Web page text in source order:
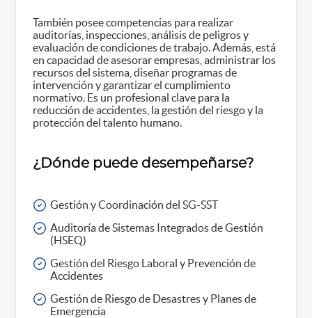
También posee competencias para realizar
auditorías, inspecciones, análisis de peligros y
evaluación de condiciones de trabajo. Además, está
en capacidad de asesorar empresas, administrar los
recursos del sistema, diseñar programas de
intervención y garantizar el cumplimiento
normativo. Es un profesional clave para la
reducción de accidentes, la gestión del riesgo y la
protección del talento humano.
¿Dónde puede desempeñarse?
Gestión y Coordinación del SG-SST
Auditoría de Sistemas Integrados de Gestión
(HSEQ)
Gestión del Riesgo Laboral y Prevención de
Accidentes
Gestión de Riesgo de Desastres y Planes de
Emergencia